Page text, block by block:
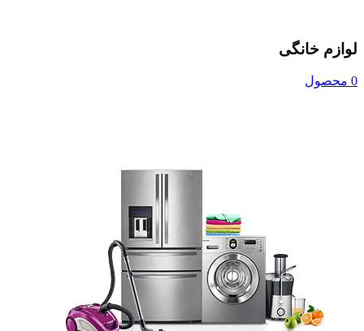
لوازم خانگی
0 محصول